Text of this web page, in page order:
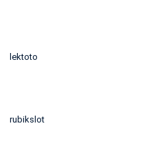
lektoto
rubikslot